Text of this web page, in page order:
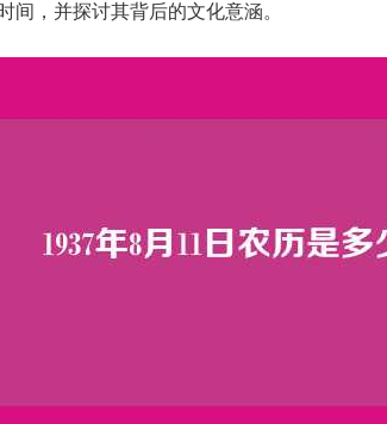
间，并探讨其背后的文化意涵。